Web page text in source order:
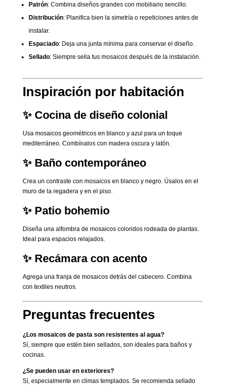
Patrón: Combina diseños grandes con mobiliario sencillo.
Distribución: Planifica bien la simetría o repeticiones antes de
instalar.
Espaciado: Deja una junta mínima para conservar el diseño.
Sellado: Siempre sella tus mosaicos después de la instalación.
Inspiración por habitación
✨ Cocina de diseño colonial
Usa mosaicos geométricos en blanco y azul para un toque
mediterráneo. Combínalos con madera oscura y latón.
✨ Baño contemporáneo
Crea un contraste con mosaicos en blanco y negro. Úsalos en el
muro de la regadera y en el piso.
✨ Patio bohemio
Diseña una alfombra de mosaicos coloridos rodeada de plantas.
Ideal para espacios relajados.
✨ Recámara con acento
Agrega una franja de mosaicos detrás del cabecero. Combina
con textiles neutros.
Preguntas frecuentes
¿Los mosaicos de pasta son resistentes al agua?
Sí, siempre que estén bien sellados, son ideales para baños y
cocinas.
¿Se pueden usar en exteriores?
Sí, especialmente en climas templados. Se recomienda sellado